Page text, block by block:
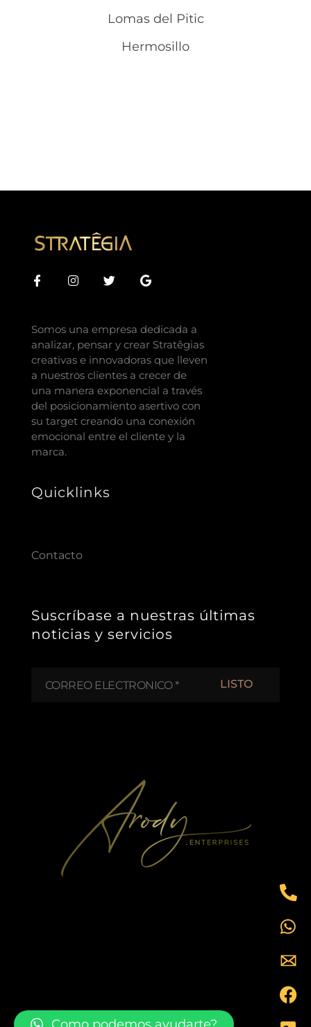
Lomas del Pitic
Hermosillo
Somos una empresa dedicada a
analizar, pensar y crear Stratêgias
creativas e innovadoras que lleven
a nuestros clientes a crecer de
una manera exponencial a través
del posicionamiento asertivo con
su target creando una conexión
emocional entre el cliente y la
marca.
Quicklinks
Contacto
Suscríbase a nuestras últimas
noticias y servicios